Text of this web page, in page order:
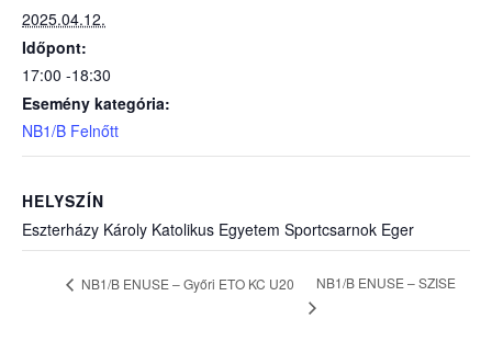
2025.04.12.
Időpont:
17:00 -18:30
Esemény kategória:
NB1/B Felnőtt
HELYSZÍN
Eszterházy Károly Katolikus Egyetem Sportcsarnok Eger
NB1/B ENUSE – Győri ETO KC U20 NB1/B ENUSE – SZISE